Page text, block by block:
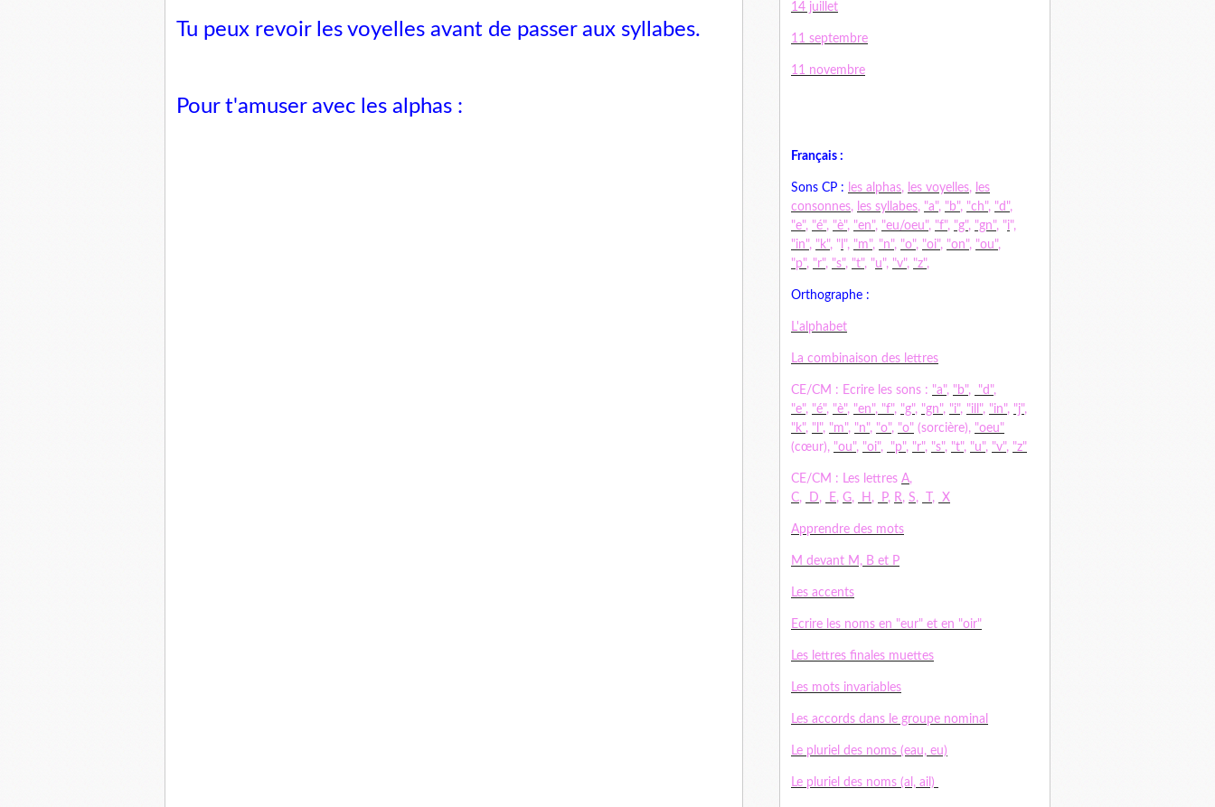
Tu peux revoir les voyelles avant de passer aux syllabes.
Pour t'amuser avec les alphas :
14 juillet
11 septembre
11 novembre
Français :
Sons CP : les alphas, les voyelles, les
consonnes, les syllabes, "a", "b", "ch", "d",
"e", "é", "è", "en", "eu/oeu", "f", "g", "gn", "i",
"in", "k", " ", "m", "n", "o", "oi", "on", "ou",
"p", "r", "s", "t", "u", "v", "z",
Orthographe :
L'alphabet
La combinaison des lettres
CE/CM : Ecrire les sons : "a", "b", "d",
"e", "é", "è", "en", "f", "g", "gn", "i", "ill", "in", "j",
"k", "l", "m", "n", "o", "o" (sorcière), "oeu"
(cœur), "ou", "oi", "p", "r", "s", "t", "u", "v", "z"
CE/CM : Les lettres A,
C, D, E, G, H , P, R, S, , X
Apprendre des mots
M devant M, B et P
Les accents
Ecrire les noms en "eur" et en "oir"
Les lettres finales muettes
Les mots invariables
Les accords dans le groupe nominal
Le pluriel des noms (eau, eu)
Le pluriel des noms (al, ail)